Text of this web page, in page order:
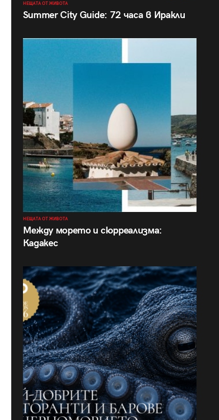
НЕЩАТА ОТ ЖИВОТА
Summer City Guide: 72 часа в Иракли
НЕЩАТА ОТ ЖИВОТА
Между морето и сюрреализма:
Кадакес